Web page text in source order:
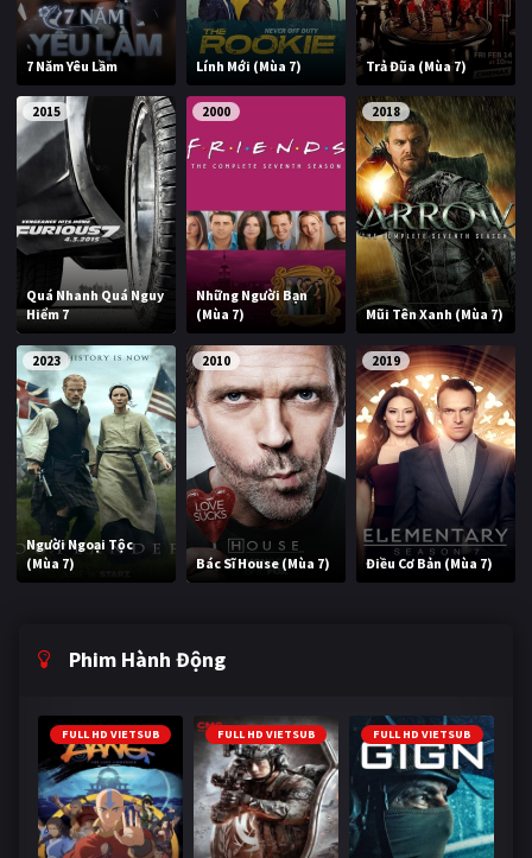
7 Năm Yêu Lầm Lính Mới (Mùa 7) Trả Đũa (Mùa 7)
2015
Quá Nhanh Quá Nguy
Hiểm 7
2000
Những Người Bạn
(Mùa 7)
2018
Mũi Tên Xanh (Mùa 7)
2023
Người Ngoại Tộc
(Mùa 7)
2010
Bác Sĩ House (Mùa 7)
2019
Điều Cơ Bản (Mùa 7)
Phim Hành Động
FULL HD VIETSUB FULL HD VIETSUB FULL HD VIETSUB